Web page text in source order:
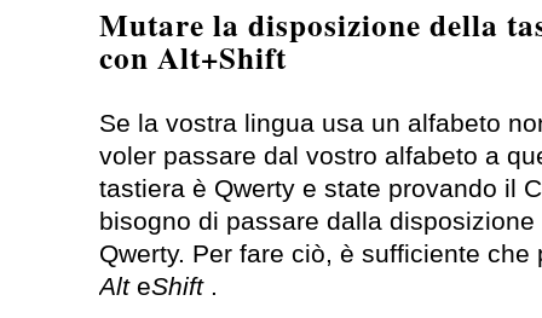
Mutare la disposizione della
con Alt+Shift
Se la vostra lingua usa un alfabeto
voler passare dal vostro alfabeto a
tastiera è Qwerty e state provando il
bisogno di passare dalla
Qwerty. Per fare ciò, è sufficiente
AlteShift.